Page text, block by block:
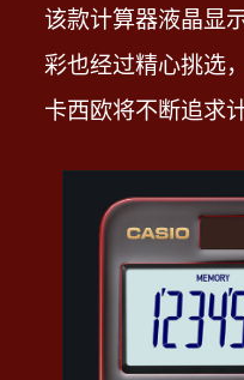
将可读性提炼为
该款计算器液晶显
彩也经过精心挑选
卡西欧将不断追求